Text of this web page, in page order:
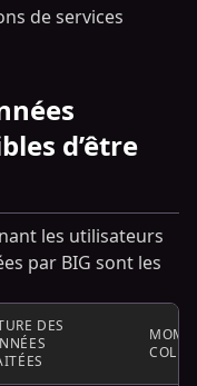
de services
d’être
les utilisateurs
par BIG sont les
DES